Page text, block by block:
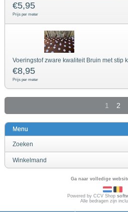
€5,95
Prijs per meter
Voeringstof zware kwaliteit Bruin met stip
€8,95
Prijs per meter
1 2
Menu
Zoeken
Winkelmand
Ga naar volledige
Powered by CCV Shop
Alle bedragen zijn